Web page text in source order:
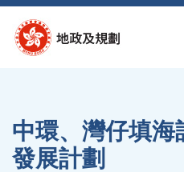
中環、灣仔填海
發展計劃